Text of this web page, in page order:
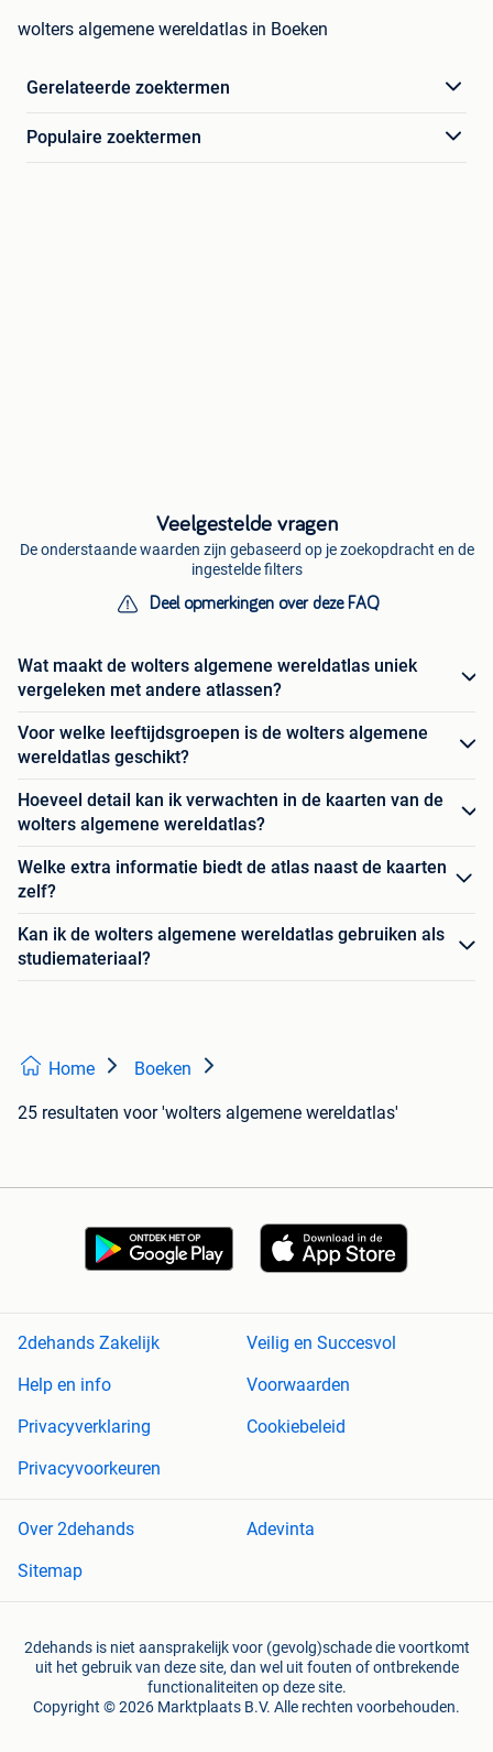
wolters algemene wereldatlas in Boeken
Gerelateerde zoektermen
Populaire zoektermen
Veelgestelde vragen
De onderstaande waarden zijn gebaseerd op je zoekopdracht en de
ingestelde filters
Deel opmerkingen over deze FAQ
Wat maakt de wolters algemene wereldatlas uniek
vergeleken met andere atlassen?
Voor welke leeftijdsgroepen is de wolters algemene
wereldatlas geschikt?
Hoeveel detail kan ik verwachten in de kaarten van de
wolters algemene wereldatlas?
Welke extra informatie biedt de atlas naast de kaarten
zelf?
Kan ik de wolters algemene wereldatlas gebruiken als
studiemateriaal?
Home Boeken
25 resultaten voor 'wolters algemene wereldatlas'
2dehands Zakelijk
Veilig en Succesvol
Help en info
Voorwaarden
Privacyverklaring
Cookiebeleid
Privacyvoorkeuren
Over 2dehands
Adevinta
Sitemap
2dehands is niet aansprakelijk voor (gevolg)schade die voortkomt
uit het gebruik van deze site, dan wel uit fouten of ontbrekende
functionaliteiten op deze site.
Copyright © 2026 Marktplaats B.V. Alle rechten voorbehouden.